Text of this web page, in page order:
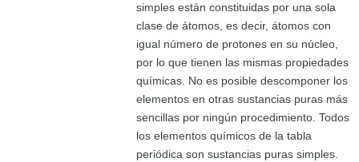
simples están constituidas por una sola
clase de átomos, es decir, átomos con
igual número de protones en su núcleo,
por lo que tienen las mismas propiedades
químicas. No es posible descomponer los
elementos en otras sustancias puras más
sencillas por ningún procedimiento. Todos
los elementos químicos de la tabla
periódica son sustancias puras simples.